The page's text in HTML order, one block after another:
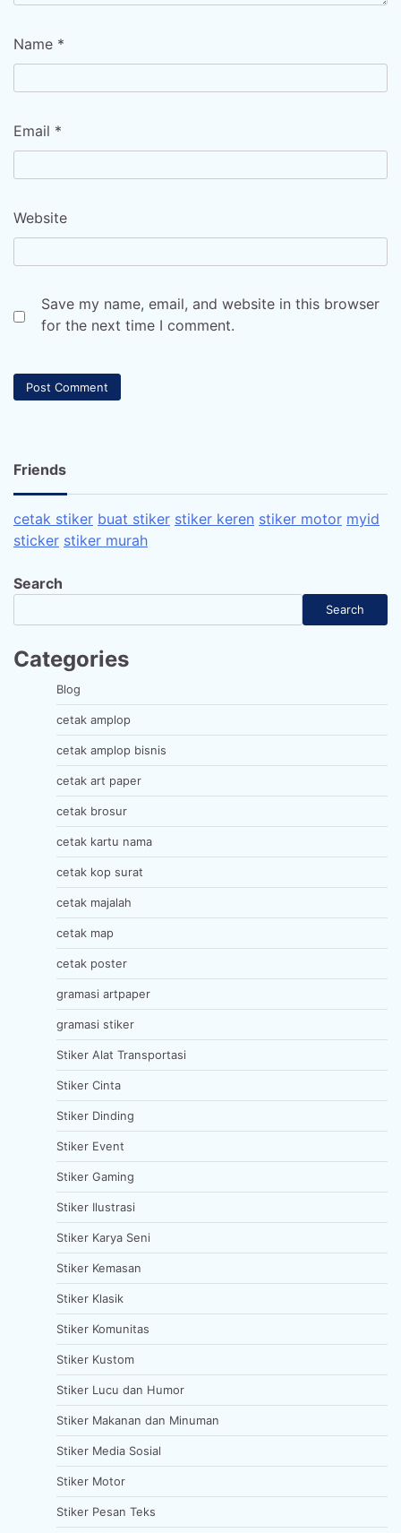
Name *
Email *
Website
Save my name, email, and website in this browser
for the next time I comment.
Friends
cetak stiker buat stiker stiker keren stiker motor myid
sticker stiker murah
Search
Search
Categories
Blog
cetak amplop
cetak amplop bisnis
cetak art paper
cetak brosur
cetak kartu nama
cetak kop surat
cetak majalah
cetak map
cetak poster
gramasi artpaper
gramasi stiker
Stiker Alat Transportasi
Stiker Cinta
Stiker Dinding
Stiker Event
Stiker Gaming
Stiker Ilustrasi
Stiker Karya Seni
Stiker Kemasan
Stiker Klasik
Stiker Komunitas
Stiker Kustom
Stiker Lucu dan Humor
Stiker Makanan dan Minuman
Stiker Media Sosial
Stiker Motor
Stiker Pesan Teks